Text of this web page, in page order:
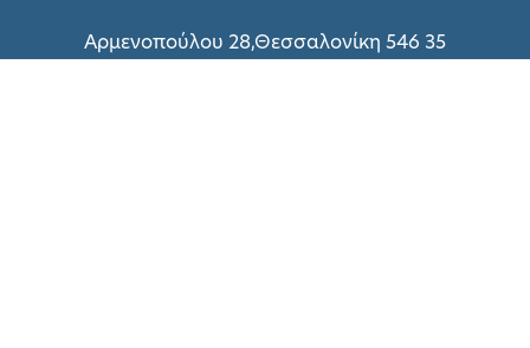
Αρμενοπούλου 28,Θεσσαλονίκη 546 35